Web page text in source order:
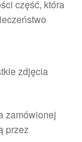
część, która
zdjęcia
zamówionej
przez